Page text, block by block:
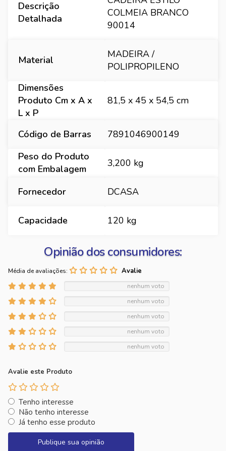
Descrição
Detalhada
COLMEIA BRANCO
90014
Material
MADEIRA /
POLIPROPILENO
Dimensões
Produto Cm x A x
L x P
81,5 x 45 x 54,5 cm
Código de Barras
7891046900149
Peso do Produto
com Embalagem
3,200 kg
Fornecedor DCASA
Capacidade 120 kg
Opinião dos consumidores:
Média de avaliações:
nenhum voto
nenhum voto
nenhum voto
nenhum voto
nenhum voto
Avalie este Produto
Tenho interesse
Não tenho interesse
Já tenho esse produto
Publique sua opinião